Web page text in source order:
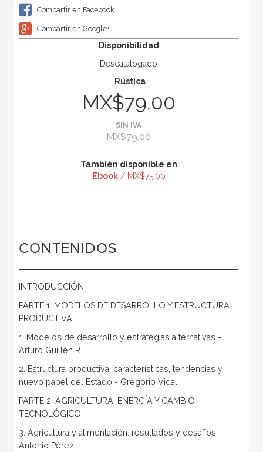
Compartir en Facebook
Compartir en Google+
Disponibilidad
Descatalogado
Rústica
MX$79.00
SIN IVA
MX$79.00
También disponible en
Ebook/ MX$75.00
CONTENIDOS
INTRODUCCIÓN
PARTE 1. MODELOS DE DESARROLLO Y ESTRUCTURA
PRODUCTIVA
1. Modelos de desarrollo y estrategias alternativas -
Arturo Guillén R
2. Estructura productiva, características, tendencias y
nuevo papel del Estado - Gregorio Vidal
PARTE 2. AGRICULTURA, ENERGÍA Y CAMBIO
TECNOLÓGICO
3. Agricultura y alimentación: resultados y desafíos -
Antonio Pérez